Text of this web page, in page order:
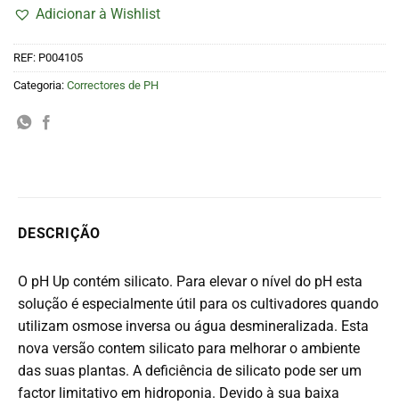
Adicionar à Wishlist
REF: P004105
Categoria: Correctores de PH
DESCRIÇÃO
O pH Up contém silicato. Para elevar o nível do pH esta
solução é especialmente útil para os cultivadores quando
utilizam osmose inversa ou água desmineralizada. Esta
nova versão contem silicato para melhorar o ambiente
das suas plantas. A deficiência de silicato pode ser um
factor limitativo em hidroponia. Devido à sua baixa